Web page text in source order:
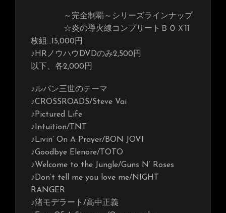
～完全制覇～シリーズラインナップ
☆炎の導火線コンプリートＢＯＸ11
枚組…15,000円
♪HRノウハウDVDのみ2,500円
以下、各2,000円
♪ルパン三世のテーマ
♪CROSSROADS/Steve Vai
♪Pictured Life
♪Intuition/TNT
♪Livin’ On A Prayer/BON JOVI
♪Goodbye Elenore/TOTO
♪Welcome to the Jungle/Guns N’ Roses
♪Don’t tell me you love me/NIGHT
RANGER
♪渚モデラート/高中正義